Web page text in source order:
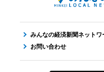
みんなの経済新聞ネットワ
お問い合わせ